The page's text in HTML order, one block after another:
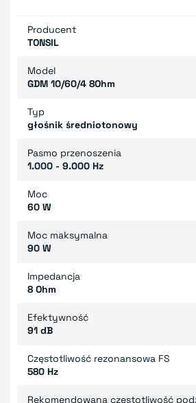
Producent
TONSIL
Model
GDM 10/60/4 8Ohm
Typ
głośnik średniotonowy
Pasmo przenoszenia
1.000 - 9.000 Hz
Moc
60 W
Moc maksymalna
90 W
Impedancja
8 Ohm
Efektywność
91 dB
Częstotliwość rezonansowa FS
580 Hz
Rekomendowana częstotliwość